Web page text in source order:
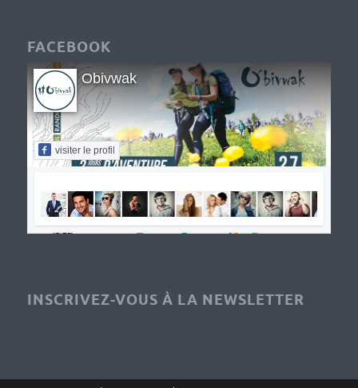
FACEBOOK
Obivwak
visiter le profil
INSCRIVEZ-VOUS À LA NEWSLETTER